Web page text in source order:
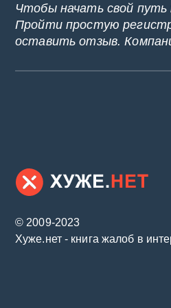
Чтобы начать свой путь
Пройти простую
оставить отзыв.
© 2009-2023
Хуже.нет - книга жалоб в